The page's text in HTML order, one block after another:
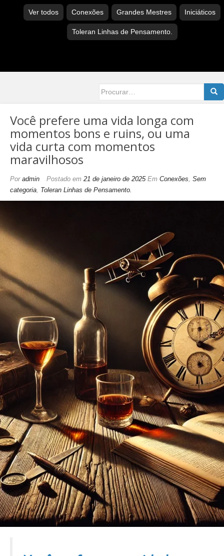
Ver todos Conexões Grandes Mestres Iniciáticos
Toleran Linhas de Pensamento.
for:
Você prefere uma vida longa com
momentos bons e ruins, ou uma
vida curta com momentos
maravilhosos
Por admin Postado em 21 de janeiro de 2025 Em Conexões, Sem
categoria, Toleran Linhas de Pensamento.